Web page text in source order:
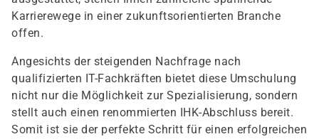
Karrierewege in einer zukunftsorientierten Branche
offen.
Angesichts der steigenden Nachfrage nach
qualifizierten IT-Fachkräften bietet diese Umschulung
nicht nur die Möglichkeit zur Spezialisierung, sondern
stellt auch einen renommierten IHK-Abschluss bereit.
Somit ist sie der perfekte Schritt für einen erfolgreichen